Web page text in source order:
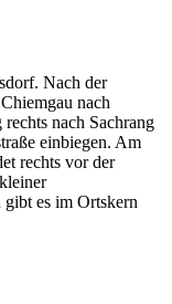
Nach der
nach
nach Sachrang
einbiegen. Am
rechts vor der
es im Ortskern